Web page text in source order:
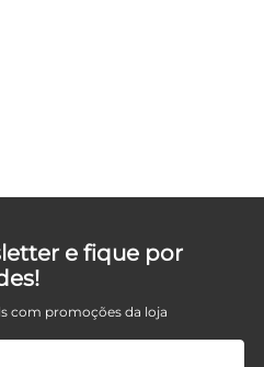
e fique por
com promoções da loja